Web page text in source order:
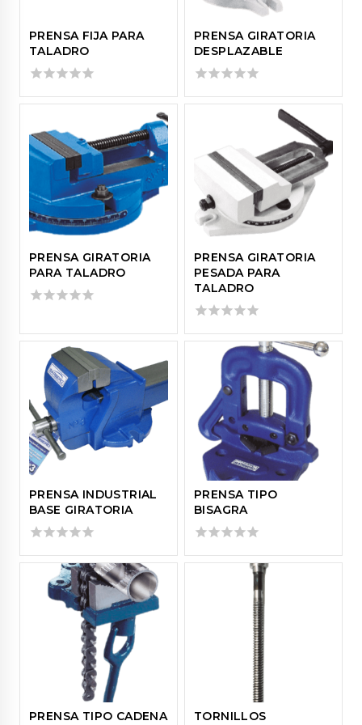
PRENSA FIJA PARA
TALADRO
0
out
5
PRENSA GIRATORIA
DESPLAZABLE
0
out
PRENSA GIRATORIA
PARA TALADRO
out
of
PRENSA GIRATORIA
PESADA PARA
TALADRO
0
out
PRENSA INDUSTRIAL
BASE GIRATORIA
0
out
PRENSA TIPO
BISAGRA
0
out
PRENSA TIPO CADENA TORNILLOS